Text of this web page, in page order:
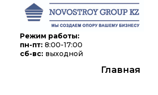
Режим работы:
пн-пт: 8:00-17:00
сб-вс: выходной
Главная